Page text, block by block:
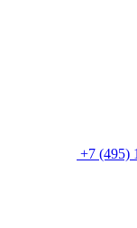
+7 (495)